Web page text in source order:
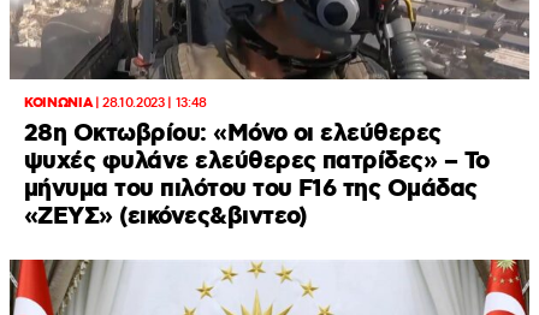
ΚΟΙΝΩΝΙΑ|28.10.2023 | 13:48
28η Οκτωβρίου: «Μόνο οι ελεύθερες
ψυχές φυλάνε ελεύθερες πατρίδες» – Το
μήνυμα του πιλότου του F16 της Ομάδας
«ΖΕΥΣ» (εικόνες&βιντεο)